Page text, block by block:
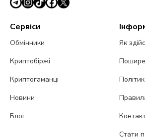
Сервіси
Обмінники
Криптобіржі
Криптогаманці
Новини
Блог
Як
Стати